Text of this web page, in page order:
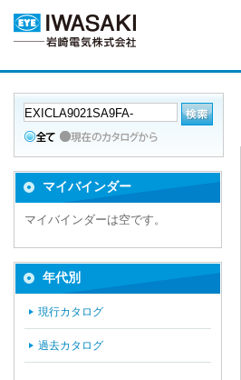
マイバインダー
マイバインダーは空です。
年代別
現行カタログ
過去カタログ